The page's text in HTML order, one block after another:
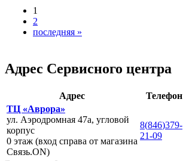
1
2
последняя »
Адрес Сервисного центра
Адрес Телефон
ТЦ «Аврора»
ул. Аэродромная 47а, угловой
корпус
0 этаж (вход справа от магазина
Связь.ON)
8(846)379-
21-09